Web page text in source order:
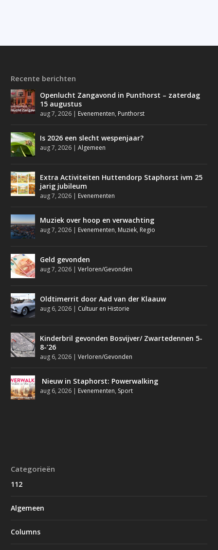
Recente berichten
Openlucht Zangavond in Punthorst – zaterdag
15 augustus
aug 7, 2026 | Evenementen, Punthorst
Is 2026 een slecht wespenjaar?
aug 7, 2026 |Algemeen
Extra Activiteiten Huttendorp Staphorst ivm 25
jarig jubileum
aug 7, 2026 | Evenementen
Muziek over hoop en verwachting
aug 7, 2026 | Evenementen, Muziek, Regio
Geld gevonden
aug 7, 2026 |Verloren/Gevonden
Oldtimerrit door Aad van der Klaauw
aug 6, 2026 | Cultuur en Historie
Kinderbril gevonden Bosvijver/ Zwartedennen 5-
8-’26
aug 6, 2026 |Verloren/Gevonden
Nieuw in Staphorst: Powerwalking
aug 6, 2026 | Evenementen, Sport
Categorieën
112
Algemeen
Columns